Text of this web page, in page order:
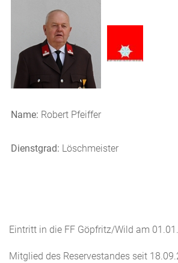
Name: Robert Pfeiffer
Dienstgrad: Löschmeister
Eintritt in die FF Göpfritz/Wild am
Mitglied des Reservestandes seit